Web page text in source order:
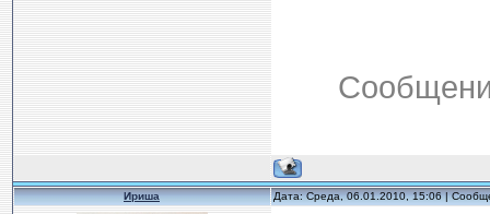
Ириша Дата: Среда, 06.01.2010, 15:06 |